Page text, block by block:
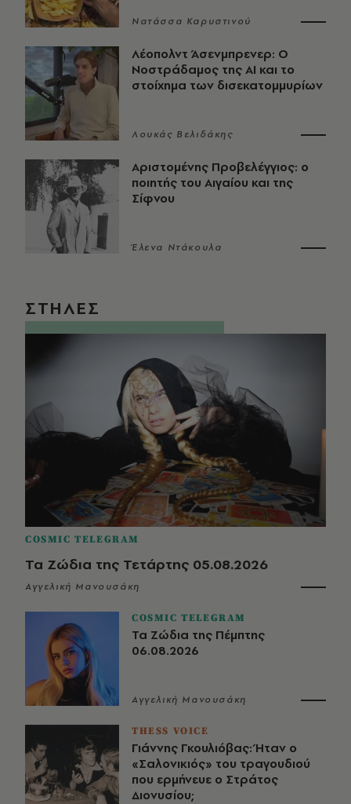
Νατάσσα Καρυστινού
Λέοπολντ Άσενμπρενερ: Ο
Νοστράδαμος της AI και το
στοίχημα των δισεκατομμυρίων
Λουκάς Βελιδάκης
Αριστομένης Προβελέγγιος: ο
ποιητής του Αιγαίου και της
Σίφνου
Έλενα Ντάκουλα
ΣΤΗΛΕΣ
COSMIC TELEGRAM
Τα Ζώδια της Τετάρτης 05.08.2026
Αγγελική Μανουσάκη
COSMIC TELEGRAM
Τα Ζώδια της Πέμπτης
06.08.2026
Αγγελική Μανουσάκη
THESS VOICE
Γιάννης Γκουλιόβας: Ήταν ο
«Σαλονικιός» του τραγουδιού
που ερμήνευε ο Στράτος
Διονυσίου;